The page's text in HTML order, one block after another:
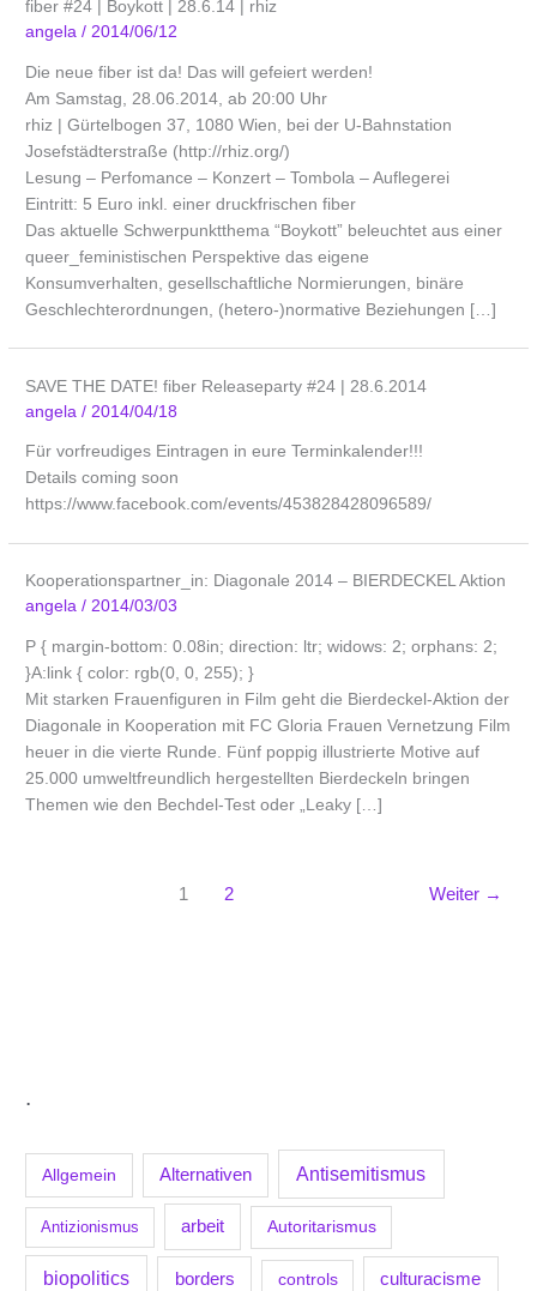
.
Allgemein Alternativen Antisemitismus
Antizionismus arbeit Autoritarismus
biopolitics borders controls culturacisme
fiber #24 | Boykott | 28.6.14 | rhiz
angela/ 2014/06/12
Die neue fiber ist da! Das will gefeiert werden!
Am Samstag, 28.06.2014, ab 20:00 Uhr
rhiz | Gürtelbogen 37, 1080 Wien, bei der U-Bahnstation
Josefstädterstraße (http://rhiz.org/)
Lesung – Perfomance – Konzert – Tombola – Auflegerei
Eintritt: 5 Euro inkl. einer druckfrischen fiber
Das aktuelle Schwerpunktthema “Boykott” beleuchtet aus einer
queer_feministischen Perspektive das eigene
Konsumverhalten, gesellschaftliche Normierungen, binäre
Geschlechterordnungen, (hetero-)normative Beziehungen […]
SAVE THE DATE! fiber Releaseparty #24 | 28.6.2014
angela/ 2014/04/18
Für vorfreudiges Eintragen in eure Terminkalender!!!
Details coming soon
https://www.facebook.com/events/453828428096589/
Kooperationspartner_in: Diagonale 2014 – BIERDECKEL Aktion
angela/2014/03/03
P { margin-bottom: 0.08in; direction: ltr; widows: 2; orphans: 2;
}A:link { color: rgb(0, 0, 255); }
Mit starken Frauenfiguren in Film geht die Bierdeckel-Aktion der
Diagonale in Kooperation mit FC Gloria Frauen Vernetzung Film
heuer in die vierte Runde. Fünf poppig illustrierte Motive auf
25.000 umweltfreundlich hergestellten Bierdeckeln bringen
Themen wie den Bechdel-Test oder „Leaky […]
1 2 Weiter →